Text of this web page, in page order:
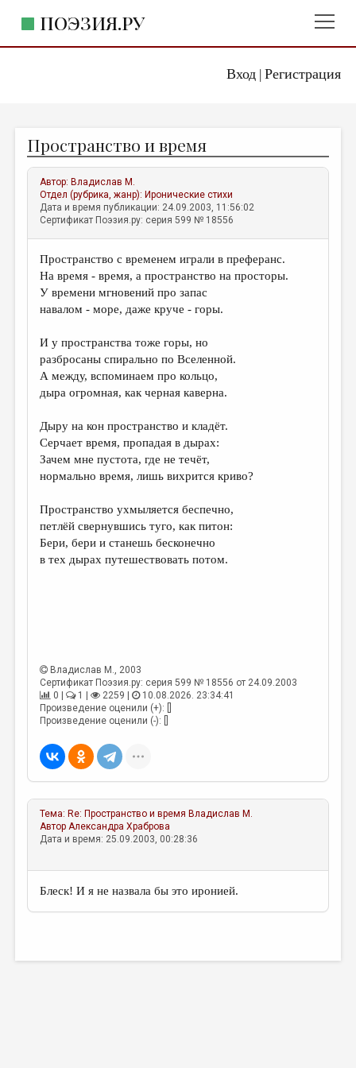
Вход| Регистрация
ПОЭЗИЯ.РУ
ЖАНРЫ
АВТОРЫ
КОММЕНТАРИИ
ЛИТСАЛОН
НОВОСТИ
ПРАВИЛА САЙТА
ИЗБРАННОЕ
ДАЙДЖЕСТ
ПЕРЕВОДЫ
КОНКУРСЫ
КНИЖНАЯ ПОЛКА
ОБЗОР ЛИТЕРАТУРЫ
РЕДКОЛЛЕГИЯ
ОТ РЕДАКЦИИ
МАЛАЯ ПРОЗА
ЭССЕИСТИКА
ЛИТЕРАТУРОВЕДЕНИЕ
КУЛЬТУРОВЕДЕНИЕ
ПУБЛИЦИСТИКА
ЦИКЛЫ ПУБЛИКАЦИЙ
ТРЕДИАКОВСКИЙ
Пространство и время
Автор: Владислав М.
Отдел (рубрика, жанр): Иронические стихи
Дата и время публикации: 24.09.2003, 11:56:02
Сертификат Поэзия.ру: серия 599 № 18556
Пространство с временем играли в преферанс.
На время - время, а пространство на просторы.
У времени мгновений про запас
навалом - море, даже круче - горы.
И у пространства тоже горы, но
разбросаны спирально по Вселенной.
А между, вспоминаем про кольцо,
дыра огромная, как черная каверна.
Дыру на кон пространство и кладёт.
Серчает время, пропадая в дырах:
Зачем мне пустота, где не течёт,
нормально время, лишь вихрится криво?
Пространство ухмыляется беспечно,
петлёй свернувшись туго, как питон:
Бери, бери и станешь бесконечно
в тех дырах путешествовать потом.
Владислав М., 2003
Сертификат Поэзия.ру: серия 599 № 18556 от 24.09.2003
0 |
1 | 2259 |
10.08.2026. 23:34:41
Произведение оценили (+): []
Произведение оценили (-): []
Тема: Re: Пространство и время Владислав М.
АвторАлександра Храброва
Дата и время: 25.09.2003, 00:28:36
Блеск! И я не назвала бы это иронией.